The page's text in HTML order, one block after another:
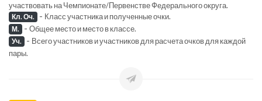
участвовать на Чемпионате/Первенстве Федерального округа.
Кл. Оч. - Класс участника и полученные очки.
М. - Общее место и место в классе.
Уч. - Всего участников и участников для расчета очков для каждой
пары.